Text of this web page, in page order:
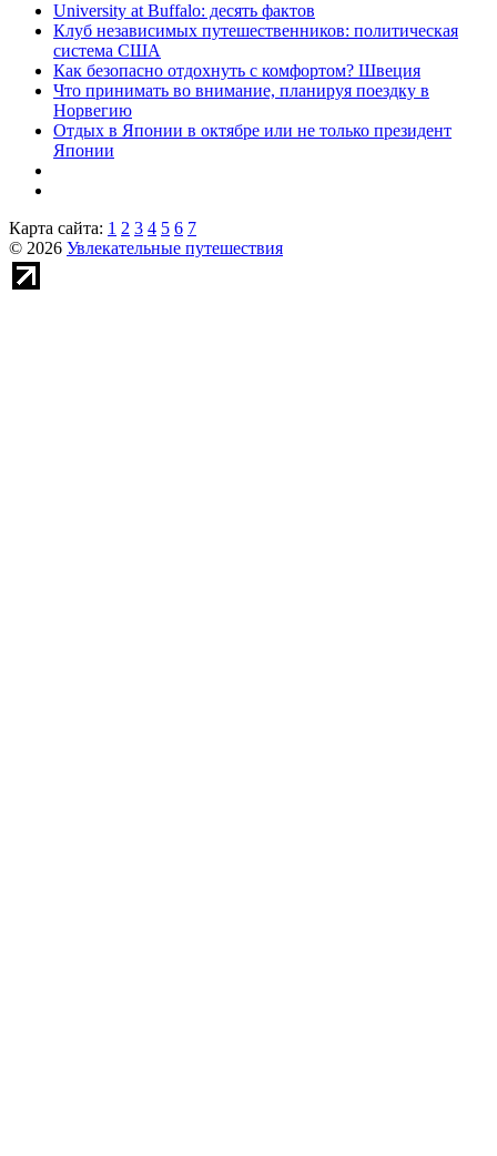
University at Buffalo: десять фактов
Клуб независимых путешественников: политическая
система США
Как безопасно отдохнуть с комфортом? Швеция
Что принимать во внимание, планируя поездку в
Норвегию
Отдых в Японии в октябре или не только президент
Японии
Карта сайта: 1 2 3 4 5 6 7
© 2026 Увлекательные путешествия